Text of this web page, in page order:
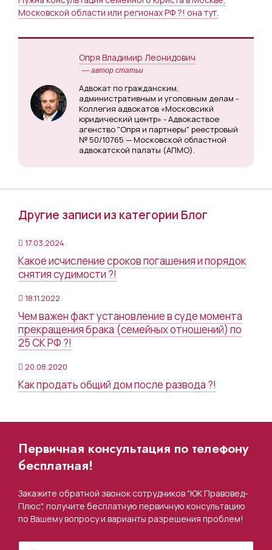
Московской области или регионах РФ ?! она тут.
Опря Владимир Леонидович
— автор статьи
Адвокат по гражданским,
административным и уголовным делам -
Коллегия адвокатов «Московсикй
юридический центр» - Адвокаствое
агенство "Опря и партнеры" реестровый
№ 50/10765 — Московской областной
адвокатской палаты (АПМО).
Другие записи из категории Блог
17.03.2024
Какое исчисление сроков погашения и порядок
снятия судимости ?!
18.11.2022
Чем важен факт установление в суде момента
прекращения брака (семейных отношений) по
25 СК РФ ?!
20.08.2020
Как продать общий дом после развода ?!
Первичная консультация по телефону
бесплатная!
Закажите обратной звонок сотрудников "ЮК Правовед-
Плюс", получите бесплатную первичную консультацию
по Вашему вопросу и варианты разрешения проблем!